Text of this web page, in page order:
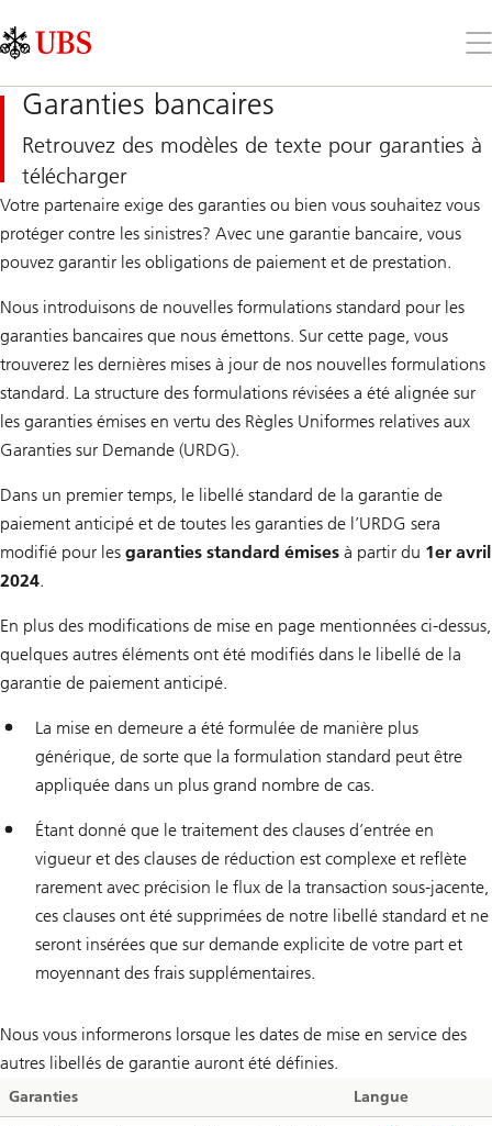
Links
Area
le
Garanties bancaires
Retrouvez des modèles de texte pour garanties à
télécharger
Votre partenaire exige des garanties ou bien vous souhaitez vous
protéger contre les sinistres? Avec une garantie bancaire, vous
pouvez garantir les obligations de paiement et de prestation.
Nous introduisons de nouvelles formulations standard pour les
garanties bancaires que nous émettons. Sur cette page, vous
trouverez les dernières mises à jour de nos nouvelles formulations
standard. La structure des formulations révisées a été alignée sur
les garanties émises en vertu des Règles Uniformes relatives aux
Garanties sur Demande (URDG).
Dans un premier temps, le libellé standard de la garantie de
paiement anticipé et de toutes les garanties de l’URDG sera
modifié pour les garanties standard émises à partir du 1er avril
2024.
En plus des modifications de mise en page mentionnées ci-dessus,
quelques autres éléments ont été modifiés dans le libellé de la
garantie de paiement anticipé.
La mise en demeure a été formulée de manière plus
générique, de sorte que la formulation standard peut être
appliquée dans un plus grand nombre de cas.
Étant donné que le traitement des clauses d’entrée en
vigueur et des clauses de réduction est complexe et reflète
rarement avec précision le flux de la transaction sous-jacente,
ces clauses ont été supprimées de notre libellé standard et ne
seront insérées que sur demande explicite de votre part et
moyennant des frais supplémentaires.
Nous vous informerons lorsque les dates de mise en service des
autres libellés de garantie auront été définies.
Garanties Langue